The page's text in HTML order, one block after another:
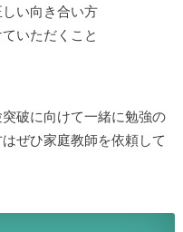
い向き合い方
いただくこと
破に向けて一緒に勉強の
ぜひ家庭教師を依頼して